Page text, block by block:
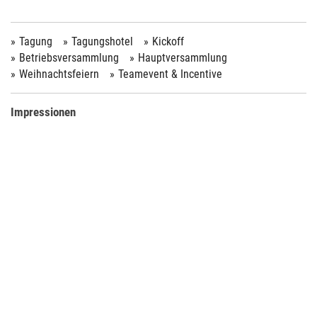
Tagung Tagungshotel
Kickoff
Betriebsversammlung
Hauptversammlung
Weihnachtsfeiern
Teamevent & Incentive
Impressionen